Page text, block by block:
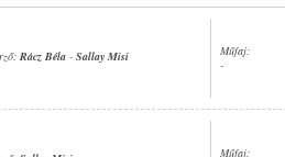
Rácz Béla - Sallay Misi
Műfaj:
-
Műfaj: